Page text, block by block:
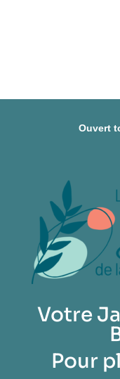
Ouvert
Votre
Pour